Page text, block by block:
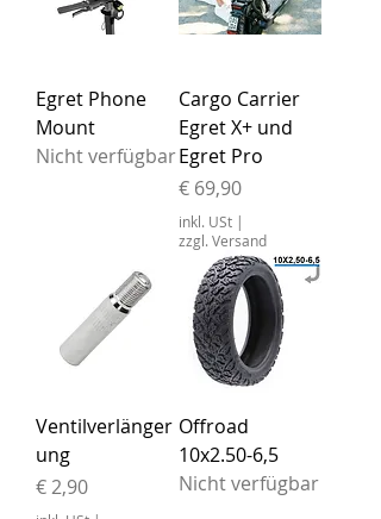
Egret Phone
Mount
Nicht verfügbar
Cargo Carrier
Egret X+ und
Egret Pro
Preis
€ 69,90
inkl. USt |
zzgl. Versand
Ventilverlänger
ung
Preis
€ 2,90
Offroad
10x2.50-6,5
Nicht verfügbar